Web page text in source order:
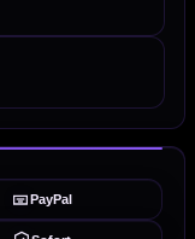
PayPal